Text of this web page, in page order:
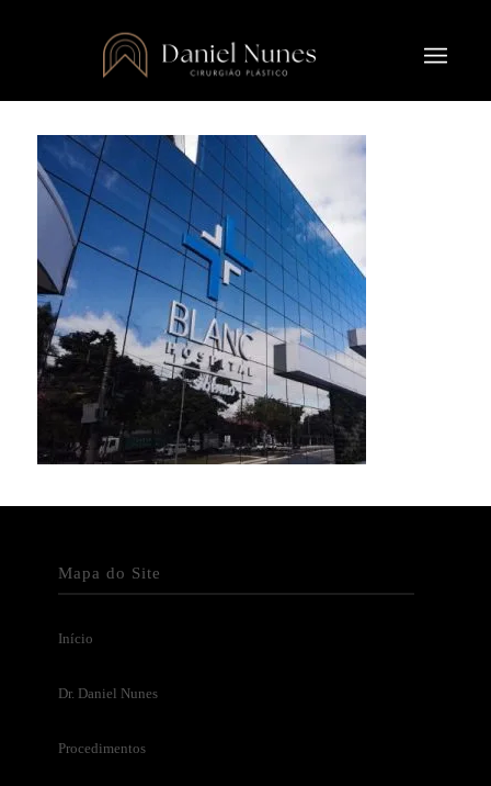
Mapa do Site
Início
Dr. Daniel Nunes
Procedimentos